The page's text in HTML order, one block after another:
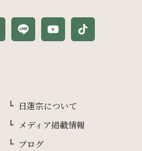
日蓮宗について
メディア掲載情報
ブログ